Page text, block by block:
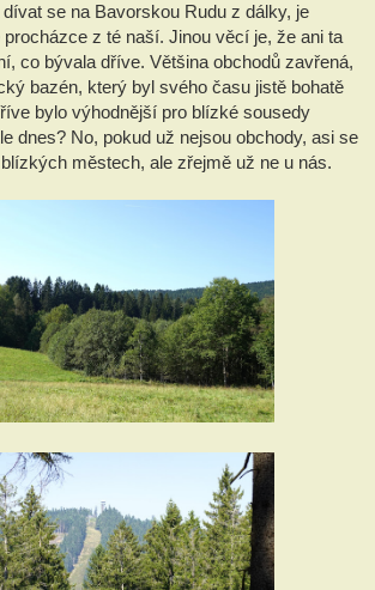
se na Bavorskou Rudu z dálky, je
z té naší. Jinou věcí je, že ani ta
co bývala dříve. Většina obchodů zavřená,
bazén, který byl svého času jistě bohatě
bylo výhodnější pro blízké sousedy
dnes? No, pokud už nejsou obchody, asi se
městech, ale zřejmě už ne u nás.